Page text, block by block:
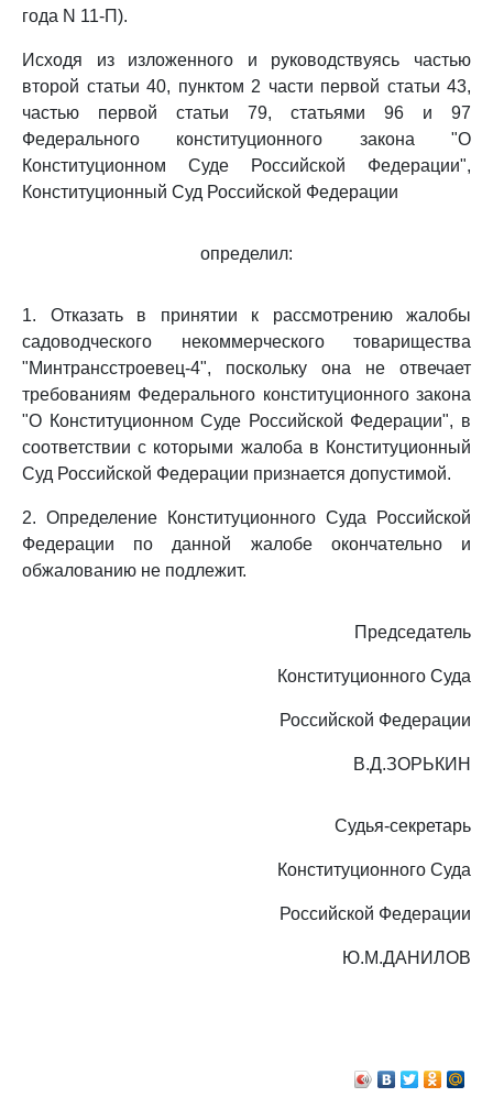
года N 11-П).
Исходя из изложенного и руководствуясь частью
второй статьи 40, пунктом 2 части первой статьи 43,
частью первой статьи 79, статьями 96 и 97
Федерального конституционного закона "О
Конституционном Суде Российской Федерации",
Конституционный Суд Российской Федерации
определил:
1. Отказать в принятии к рассмотрению жалобы
садоводческого некоммерческого товарищества
"Минтрансстроевец-4", поскольку она не отвечает
требованиям Федерального конституционного закона
"О Конституционном Суде Российской Федерации", в
соответствии с которыми жалоба в Конституционный
Суд Российской Федерации признается допустимой.
2. Определение Конституционного Суда Российской
Федерации по данной жалобе окончательно и
обжалованию не подлежит.
Председатель
Конституционного Суда
Российской Федерации
В.Д.ЗОРЬКИН
Судья-секретарь
Конституционного Суда
Российской Федерации
Ю.М.ДАНИЛОВ